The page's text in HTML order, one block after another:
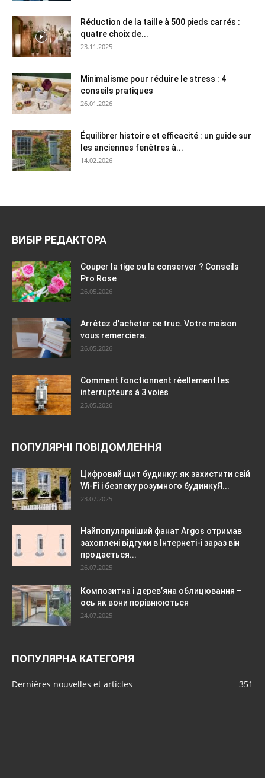
Réduction de la taille à 500 pieds carrés :
quatre choix de...
23.11.2025
Minimalisme pour réduire le stress : 4
conseils pratiques
26.01.2026
Équilibrer histoire et efficacité : un guide sur
les anciennes fenêtres à...
14.02.2026
ВИБІР РЕДАКТОРА
Couper la tige ou la conserver ? Conseils
Pro Rose
26.05.2026
Arrêtez d’acheter ce truc. Votre maison
vous remerciera.
26.05.2026
Comment fonctionnent réellement les
interrupteurs à 3 voies
25.05.2026
ПОПУЛЯРНІ ПОВІДОМЛЕННЯ
Цифровий щит будинку: як захистити свій
Wi-Fi і безпеку розумного будинкуЯ...
23.07.2025
Найпопулярніший фанат Argos отримав
захоплені відгуки в Інтернеті-і зараз він
продається...
26.07.2025
Композитна і дерев’яна облицювання –
ось як вони порівнюються
24.07.2025
ПОПУЛЯРНА КАТЕГОРІЯ
Dernières nouvelles et articles 351